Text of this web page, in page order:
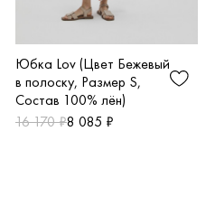
Юбка Lov (Цвет Бежевый
в полоску, Размер S,
Состав 100% лён)
16 170 ₽8 085 ₽